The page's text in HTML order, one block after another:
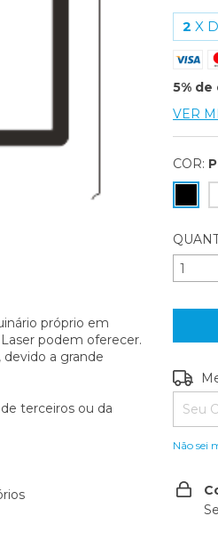
próprio em
podem oferecer.
a grande
terceiros ou da
2 X
5%
VER
COR:
Não sei